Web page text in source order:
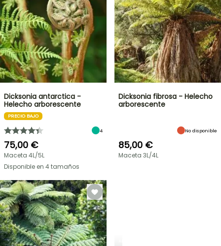
Dicksonia antarctica -
Helecho arborescente
PRECIO BAJO
4
75,00 €
Maceta 4L/5L
Disponible en 4 tamaños
Dicksonia fibrosa - Helecho
arborescente
No disponible
85,00 €
Maceta 3L/4L